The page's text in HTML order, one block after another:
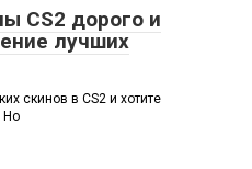
CS2 дорого и
лучших
скинов в CS2 и хотите
Но